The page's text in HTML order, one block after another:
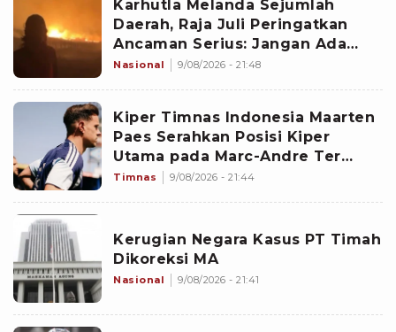
Karhutla Melanda Sejumlah
Daerah, Raja Juli Peringatkan
Ancaman Serius: Jangan Ada
yang Main Api
Nasional 9/08/2026 - 21:48
Kiper Timnas Indonesia Maarten
Paes Serahkan Posisi Kiper
Utama pada Marc-Andre Ter
Stegen, Ajax Curi Poin Penuh di
Timnas 9/08/2026 - 21:44
Kerugian Negara Kasus PT Timah
Dikoreksi MA
Nasional 9/08/2026 - 21:41